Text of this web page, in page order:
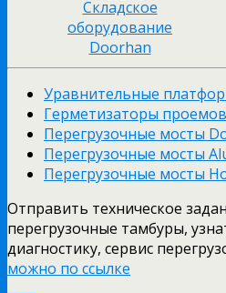
Cкладское
оборудование
Doorhan
Уравнительные
Герметизаторы проемов
Перегрузочные мосты
Перегрузочные мосты
Перегрузочные мосты
Отправить техническое
перегрузочные тамбуры,
диагностику, сервис
можно по ссылке